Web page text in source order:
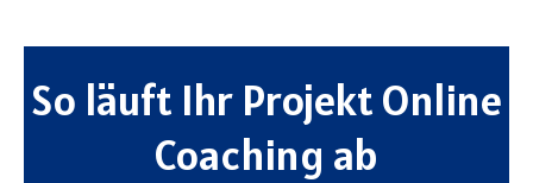
So läuft Ihr Projekt Online
Coaching ab